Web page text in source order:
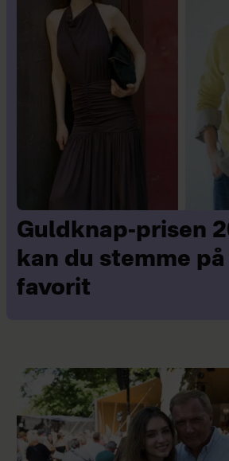
Guldknap-prisen
kan du stemme
favorit